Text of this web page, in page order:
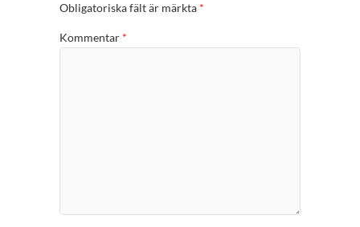
Obligatoriska fält är märkta *
Kommentar *